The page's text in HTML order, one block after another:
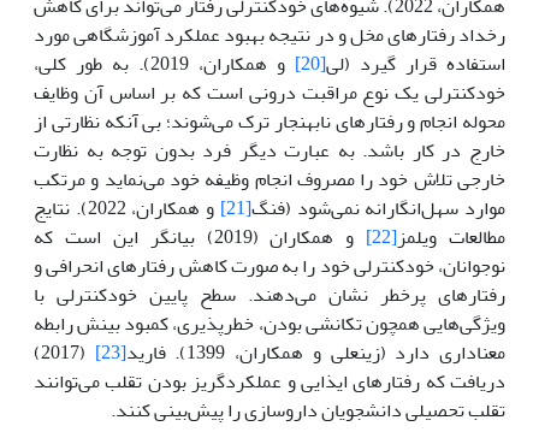
رخداد رفتارهای مخل و در نتیجه بهبود عملکرد آموزشگاهی مورد
استفاده قرار گیرد (لی[20]
و همکاران، 2019). به طور کلی،
خودکنترلی یک نوع مراقبت درونی است که بر اساس آن وظایف
محوله انجام و رفتارهای نابهنجار ترک می‌شوند؛ بی آنکه نظارتی از
خارج در کار باشد. به عبارت دیگر فرد بدون توجه به نظارت
خارجی تلاش خود را مصروف انجام وظیفه خود می‌نماید و مرتکب
موارد سهل‌انگارانه نمی‌شود (فنگ[21]
و همکاران، 2022). نتایج
مطالعات ویلمز[22]
و همکاران (2019) بیانگر این است که
نوجوانان، خودکنترلی خود را به صورت کاهش رفتارهای انحرافی و
رفتارهای پرخطر نشان می‌دهند. سطح پایین خودکنترلی با
ویژگی‌هایی همچون تکانشی بودن، خطرپذیری، کمبود بینش رابطه
معناداری دارد (زینعلی و همکاران، 1399). فارید
[23]
(2017)
دریافت که رفتارهای ایذایی و عملکردگریز بودن تقلب می‌توانند
تقلب تحصیلی دانشجویان داروسازی را پیش‌بینی کنند.